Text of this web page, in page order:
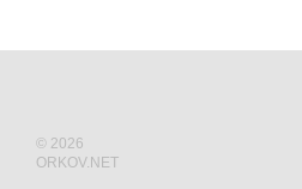
© 2026
ORKOV.NET